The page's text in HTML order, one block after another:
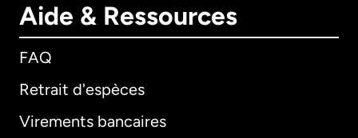
Aide & Ressources
FAQ
Retrait d'espèces
Virements bancaires